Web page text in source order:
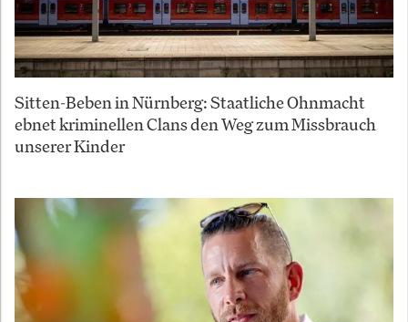
Sitten-Beben in Nürnberg: Staatliche Ohnmacht
ebnet kriminellen Clans den Weg zum Missbrauch
unserer Kinder